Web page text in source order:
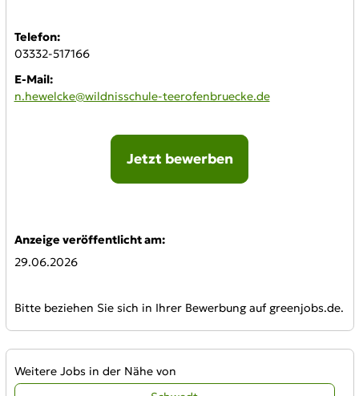
Telefon:
03332-517166
E-Mail:
n.hewelcke@wildnisschule-teerofenbruecke.de
Jetzt bewerben
Anzeige veröffentlicht am:
29.06.2026
Bitte beziehen Sie sich in Ihrer Bewerbung auf greenjobs.de.
Weitere Jobs in der Nähe von